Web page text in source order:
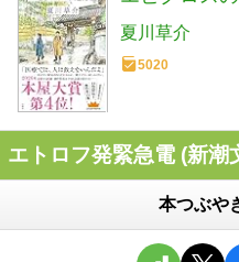
夏川草介
5020
エトロフ発緊急電 (新潮
本つぶや